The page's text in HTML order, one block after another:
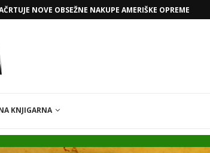
ZAPLETEL VOLKSWAGNOVE NAČRTE Z RAFAELOM
KNJIGARNA